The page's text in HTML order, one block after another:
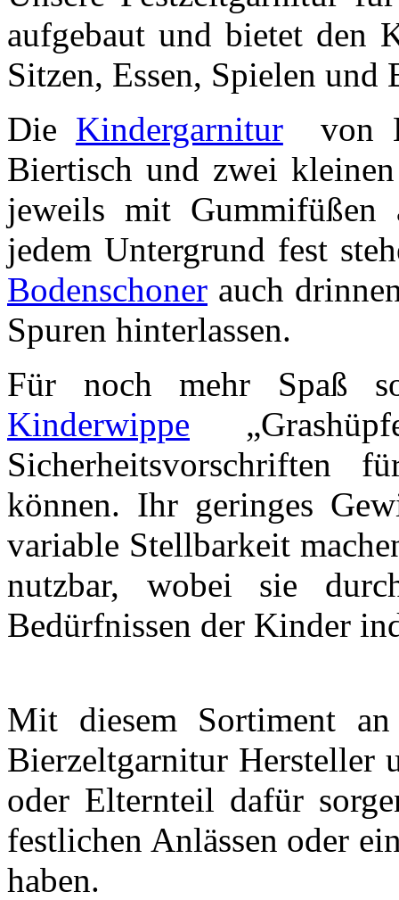
aufgebaut und bietet den
Sitzen, Essen, Spielen und
Die Kindergarniturvon
Biertisch und zwei
jeweils mit Gummifüßen
jedem Untergrund fest
Bodenschoner auch
Spuren hinterlassen.
Für noch mehr Spaß
Kinderwippe
Sicherheitsvorschriften
können. Ihr geringes
variable Stellbarkeit
nutzbar, wobei sie
Bedürfnissen der Kinder
Mit diesem Sortiment
Bierzeltgarnitur Hersteller
oder Elternteil dafür
festlichen Anlässen oder
haben.